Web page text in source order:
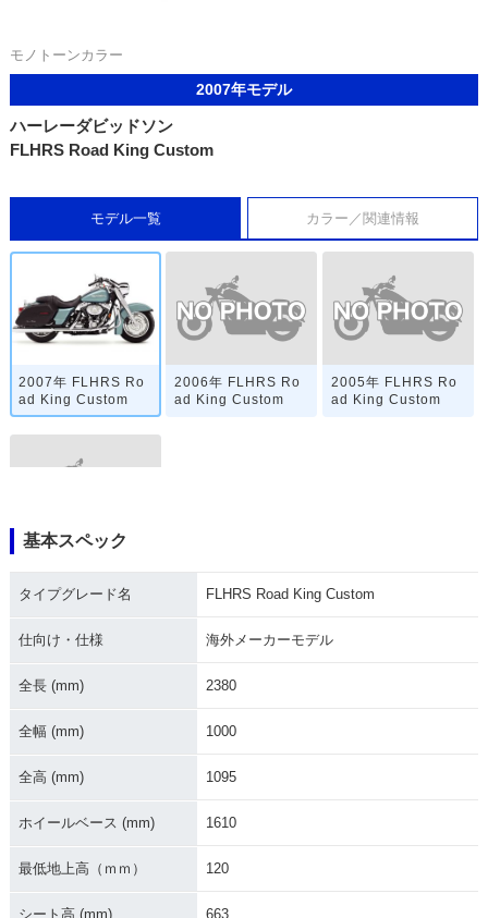
モノトーンカラー
2007年モデル
ハーレーダビッドソン
FLHRS Road King Custom
モデル一覧 カラー／関連情報
2007年 FLHRS Ro
ad King Custom
2006年 FLHRS Ro
ad King Custom
2005年 FLHRS Ro
ad King Custom
基本スペック
タイプグレード名 FLHRS Road King Custom
仕向け・仕様 海外メーカーモデル
全長 (mm) 2380
全幅 (mm) 1000
全高 (mm) 1095
ホイールベース (mm) 1610
最低地上高（ｍｍ） 120
シート高 (mm) 663